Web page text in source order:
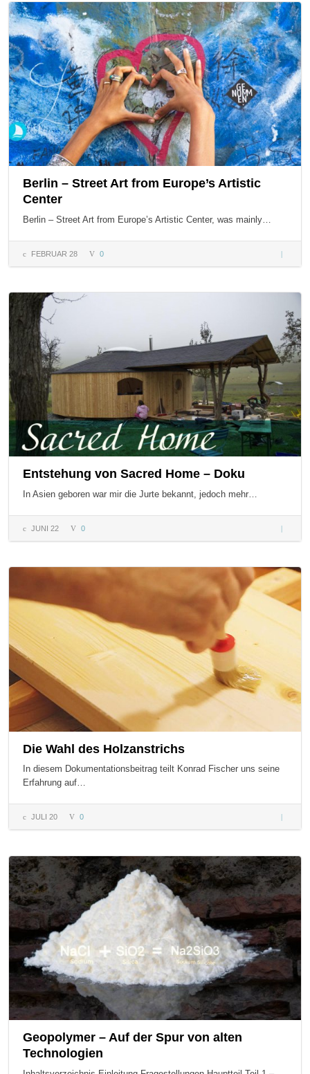
Berlin – Street Art from Europe’s Artistic
Center
Berlin – Street Art from Europe’s Artistic Center, was mainly…
FEBRUAR 28 0
Street
Artistic
Center
Entstehung von Sacred Home – Doku
In Asien geboren war mir die Jurte bekannt, jedoch mehr…
JUNI 22 0
von
Doku
Die Wahl des Holzanstrichs
In diesem Dokumentationsbeitrag teilt Konrad Fischer uns seine
Erfahrung auf…
JULI 20 0
Geopolymer – Auf der Spur von alten
Technologien